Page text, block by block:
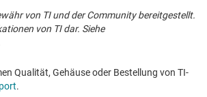
von TI und der Community bereitgestellt.
von TI dar. Siehe
Qualität, Gehäuse oder Bestellung von TI-
. ​​​​​​​​​​​​​​